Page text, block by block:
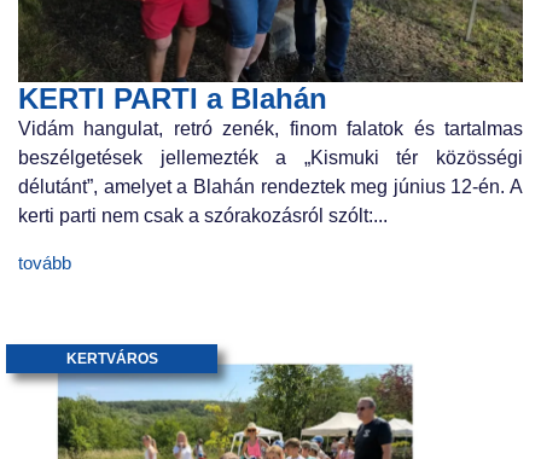
KERTI PARTI a Blahán
Vidám hangulat, retró zenék, finom falatok és tartalmas
beszélgetések jellemezték a „Kismuki tér közösségi
délutánt”, amelyet a Blahán rendeztek meg június 12-én. A
kerti parti nem csak a szórakozásról szólt:...
tovább
KERTVÁROS